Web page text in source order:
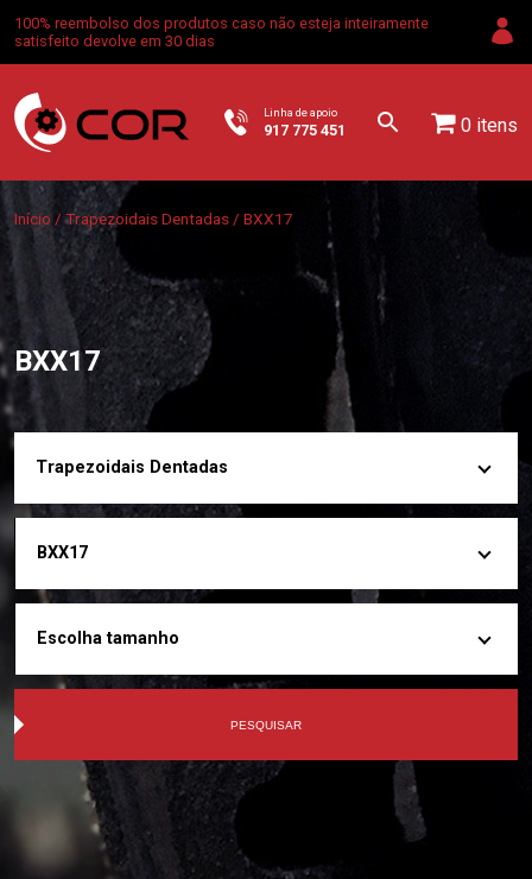
100% reembolso dos produtos caso não esteja inteiramente
satisfeito devolve em 30 dias
Linha de apoio
917 775 451 0 itens
Início /Trapezoidais Dentadas / BXX17
BXX17
Trapezoidais Dentadas
BXX17
Escolha tamanho
PESQUISAR